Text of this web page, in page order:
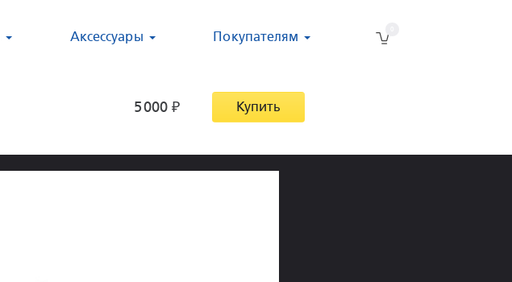
Аксессуары Покупателям
5000 ₽ Купить